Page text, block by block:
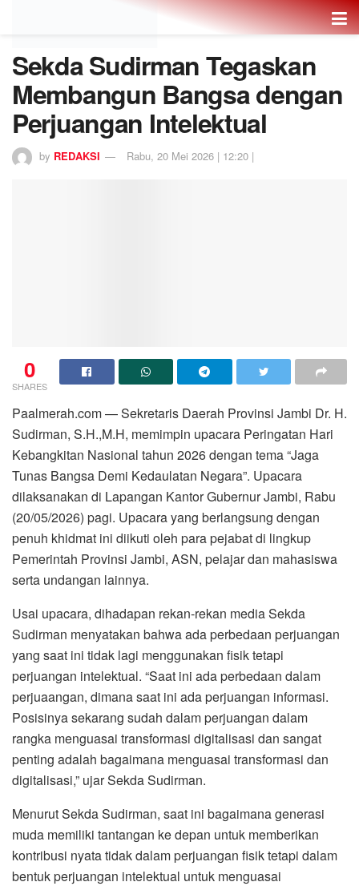
Sekda Sudirman Tegaskan
Membangun Bangsa dengan
Perjuangan Intelektual
by REDAKSI Rabu, 20 Mei 2026 | 12:20 |
0
SHARES
Paalmerah.com — Sekretaris Daerah Provinsi Jambi Dr. H.
Sudirman, S.H.,M.H, memimpin upacara Peringatan Hari
Kebangkitan Nasional tahun 2026 dengan tema “Jaga
Tunas Bangsa Demi Kedaulatan Negara”. Upacara
dilaksanakan di Lapangan Kantor Gubernur Jambi, Rabu
(20/05/2026) pagi. Upacara yang berlangsung dengan
penuh khidmat ini diikuti oleh para pejabat di lingkup
Pemerintah Provinsi Jambi, ASN, pelajar dan mahasiswa
serta undangan lainnya.
Usai upacara, dihadapan rekan-rekan media Sekda
Sudirman menyatakan bahwa ada perbedaan perjuangan
yang saat ini tidak lagi menggunakan fisik tetapi
perjuangan intelektual. “Saat ini ada perbedaan dalam
perjuaangan, dimana saat ini ada perjuangan informasi.
Posisinya sekarang sudah dalam perjuangan dalam
rangka menguasai transformasi digitalisasi dan sangat
penting adalah bagaimana menguasai transformasi dan
digitalisasi,” ujar Sekda Sudirman.
Menurut Sekda Sudirman, saat ini bagaimana generasi
muda memiliki tantangan ke depan untuk memberikan
kontribusi nyata tidak dalam perjuangan fisik tetapi dalam
bentuk perjuangan intelektual untuk menguasai